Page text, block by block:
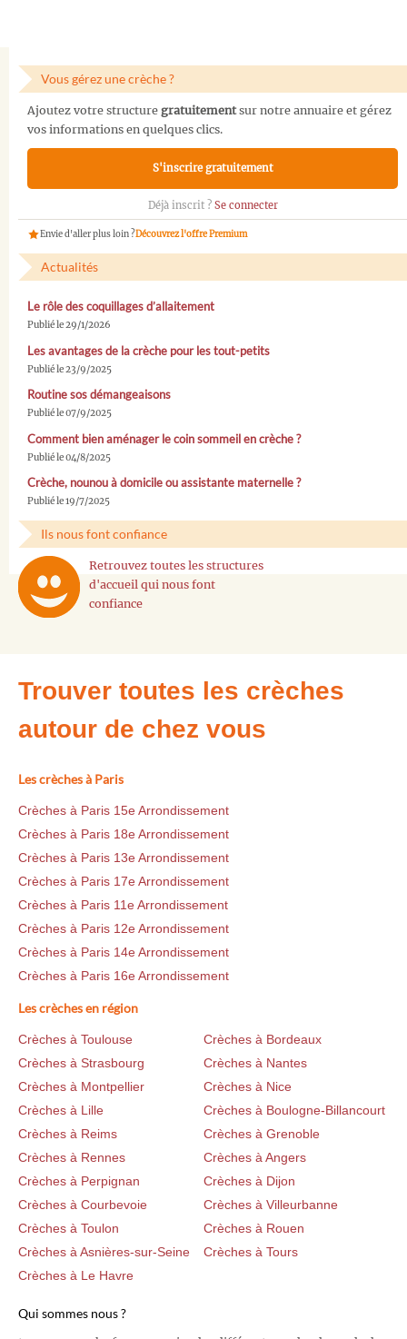
Vous gérez une crèche ?
Ajoutez votre structure gratuitementsur notre annuaire et gérez
vos informations en quelques clics.
S'inscrire gratuitement
Déjà inscrit ? Se connecter
Envie d'aller plus loin ?Découvrez l'offre Premium
Actualités
Le rôle des coquillages d’allaitement
Publié le 29/1/2026
Les avantages de la crèche pour les tout-petits
Publié le 23/9/2025
Routine sos démangeaisons
Publié le 07/9/2025
Comment bien aménager le coin sommeil en crèche ?
Publié le 04/8/2025
Crèche, nounou à domicile ou assistante maternelle ?
Publié le 19/7/2025
Ils nous font confiance
Retrouvez toutes les structures
d'accueil qui nous font
confiance
Trouver toutes les crèches
autour de chez vous
Les crèches à Paris
Crèches à Paris 15e Arrondissement
Crèches à Paris 18e Arrondissement
Crèches à Paris 13e Arrondissement
Crèches à Paris 17e Arrondissement
Crèches à Paris 11e Arrondissement
Crèches à Paris 12e Arrondissement
Crèches à Paris 14e Arrondissement
Crèches à Paris 16e Arrondissement
Les crèches en région
Crèches à Toulouse
Crèches à Bordeaux
Crèches à Strasbourg
Crèches à Nantes
Crèches à Montpellier
Crèches à Nice
Crèches à Lille
Crèches à Boulogne-Billancourt
Crèches à Reims
Crèches à Grenoble
Crèches à Rennes
Crèches à Angers
Crèches à Perpignan
Crèches à Dijon
Crèches à Courbevoie
Crèches à Villeurbanne
Crèches à Toulon
Crèches à Rouen
Crèches à Asnières-sur-Seine
Crèches à Tours
Crèches à Le Havre
Qui sommes nous ?